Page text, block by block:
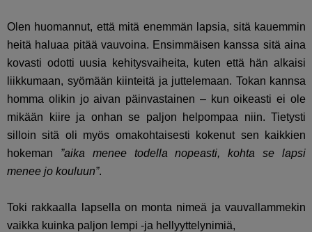
Olen huomannut, että mitä enemmän lapsia, sitä kauemmin
heitä haluaa pitää vauvoina. Ensimmäisen kanssa sitä aina
kovasti odotti uusia kehitysvaiheita, kuten että hän alkaisi
liikkumaan, syömään kiinteitä ja juttelemaan. Tokan kannsa
homma olikin jo aivan päinvastainen – kun oikeasti ei ole
mikään kiire ja onhan se paljon helpompaa niin. Tietysti
silloin sitä oli myös omakohtaisesti kokenut sen kaikkien
hokeman ”aika menee todella nopeasti, kohta se lapsi
menee jo kouluun”.
Toki rakkaalla lapsella on monta nimeä ja vauvallammekin
vaikka kuinka paljon lempi -ja hellyyttelynimiä,